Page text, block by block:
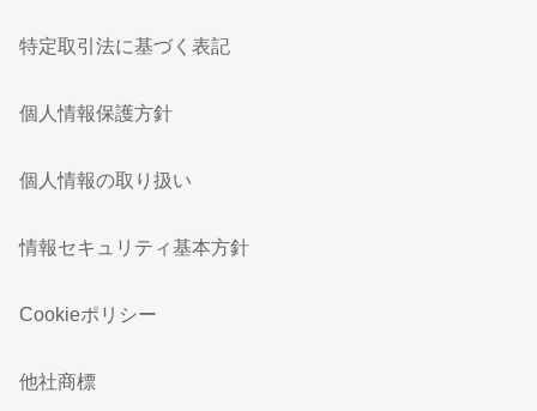
特定取引法に基づく表記
個人情報保護方針
個人情報の取り扱い
情報セキュリティ基本方針
Cookieポリシー
他社商標